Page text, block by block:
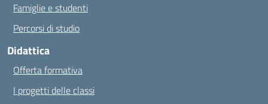
Famiglie e studenti
Percorsi di studio
Didattica
Offerta formativa
I progetti delle classi